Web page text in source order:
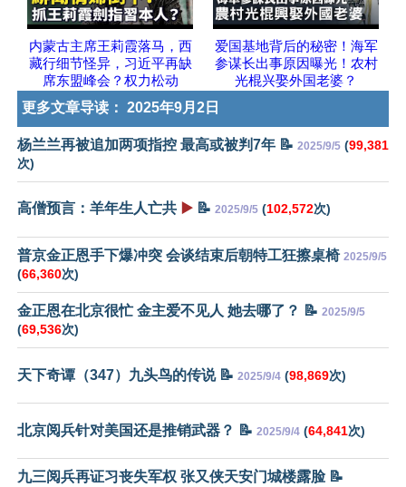
内蒙古主席王莉霞落马，西
藏行细节怪异，习近平再缺
席东盟峰会？权力松动
爱国基地背后的秘密！海军
参谋长出事原因曝光！农村
光棍兴娶外国老婆？
更多文章导读： 2025年9月2日
杨兰兰再被追加两项指控 最高或被判7年 📝 2025/9/5 (99,381
次)
高僧预言：羊年生人亡共 ▶️ 📝 2025/9/5 (102,572次)
普京金正恩手下爆冲突 会谈结束后朝特工狂擦桌椅 2025/9/5
(66,360次)
金正恩在北京很忙 金主爱不见人 她去哪了？ 📝 2025/9/5
(69,536次)
天下奇谭（347）九头鸟的传说 📝 2025/9/4 (98,869次)
北京阅兵针对美国还是推销武器？ 📝 2025/9/4 (64,841次)
九三阅兵再证习丧失军权 张又侠天安门城楼露脸 📝